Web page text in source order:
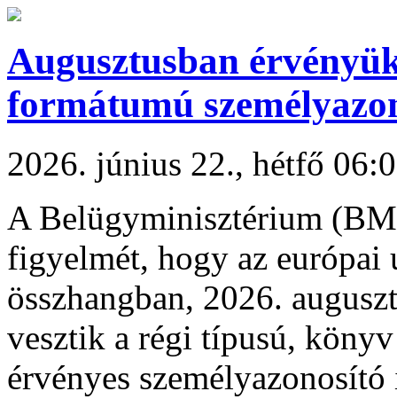
Augusztusban
formátumú
2026. június 22., hétfő
A Belügyminisztérium
figyelmét, hogy az európai
összhangban, 2026.
vesztik a régi típusú,
érvényes